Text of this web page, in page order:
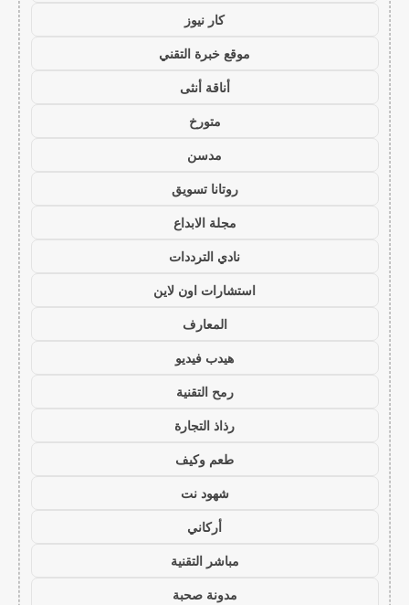
كار نيوز
موقع خبرة التقني
أناقة أنثى
متورخ
مدسن
روتانا تسويق
مجلة الابداع
نادي الترددات
استشارات اون لاين
المعارف
هيدب فيديو
رمح التقنية
رذاذ التجارة
طعم وكيف
شهود نت
أركاني
مباشر التقنية
مدونة صحبة